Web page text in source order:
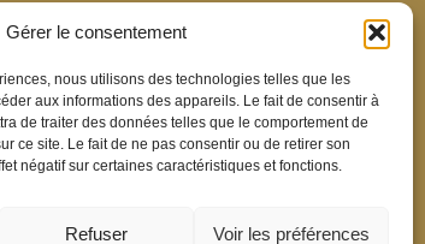
Gérer le consentement
nous utilisons des technologies telles que les
aux informations des appareils. Le fait de consentir à
de traiter des données telles que le comportement de
ce site. Le fait de ne pas consentir ou de retirer son
négatif sur certaines caractéristiques et fonctions.
Refuser Voir les préférences
Bibliographie